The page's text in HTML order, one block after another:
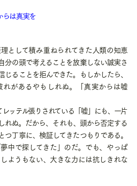
は真実を
として積み重ねられてきた人類の知恵
分の頭で考えることを放棄しない誠実さ
ることを拒んできた。もしかしたら、
があるやもしれぬ。「真実からは嘘
ッテル張りされている「嘘」にも、一片
れぬ。だから、それも、頭から否定する
丁寧に、検証してきたつもりである。
中で探してきた」のだ。でも、やっぱ
ようもない、大きな力には抗しきれな